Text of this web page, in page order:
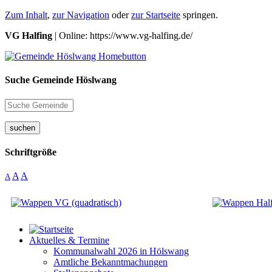
Zum Inhalt, zur Navigation oderzur Startseite springen.
VG Halfing | Online: https://www.vg-halfing.de/
Suche Gemeinde Höslwang
suchen
Schriftgröße
A A A
Aktuelles & Termine
Kommunalwahl 2026 in Hölswang
Amtliche Bekanntmachungen